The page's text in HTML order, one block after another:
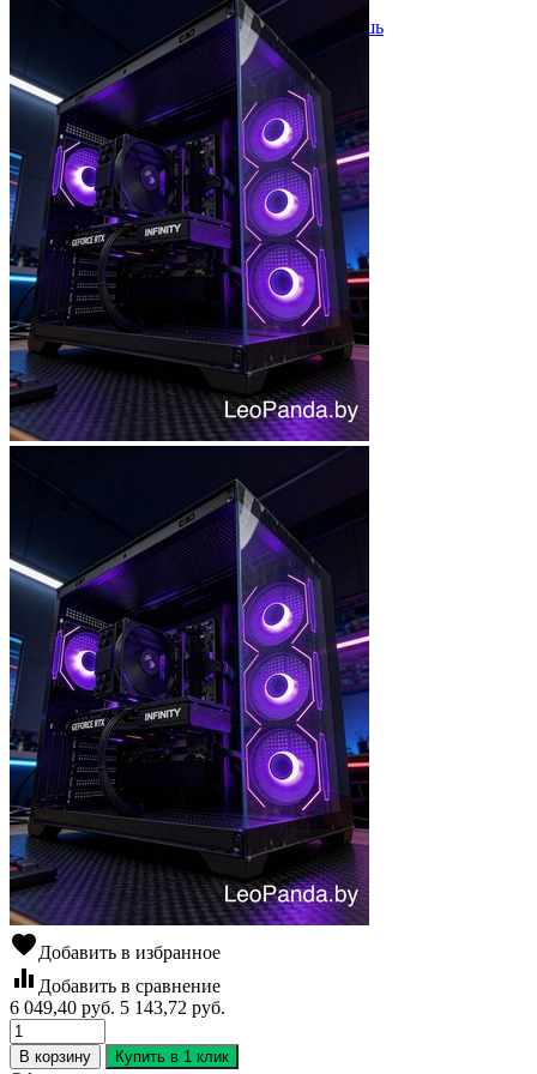
Наборы клавиатура и мышь
Коврики для мыши
Мультимедиа
Акустика
Наушники и гарнитуры
Микрофоны
favoriteДобавить в избранное
equalizer Добавить в сравнение
6 049,40 руб. 5 143,72 руб.
В корзину Купить в 1 клик